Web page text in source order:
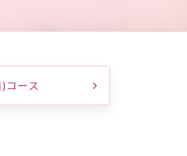
コース